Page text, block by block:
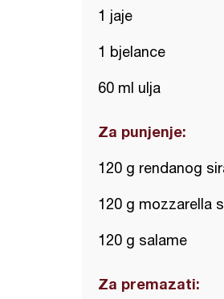
1 jaje
1 bjelance
60 ml ulja
Za punjenje:
120 g rendanog
120 g mozzarella
120 g salame
Za premazati: